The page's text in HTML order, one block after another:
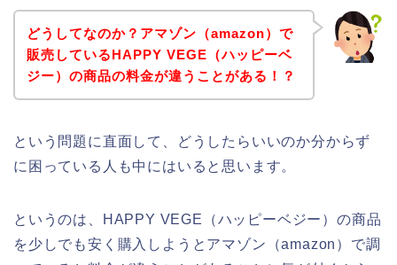
どうしてなのか？アマゾン（amazon）で
販売しているHAPPY VEGE（ハッピーベ
ジー）の商品の料金が違うことがある！？
という問題に直面して、どうしたらいいのか分からず
に困っている人も中にはいると思います。
というのは、HAPPY VEGE（ハッピーベジー）の商品
を少しでも安く購入しようとアマゾン（amazon）で調